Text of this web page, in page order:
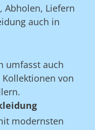
Abholen, Liefern
auch in
umfasst auch
von
modernsten